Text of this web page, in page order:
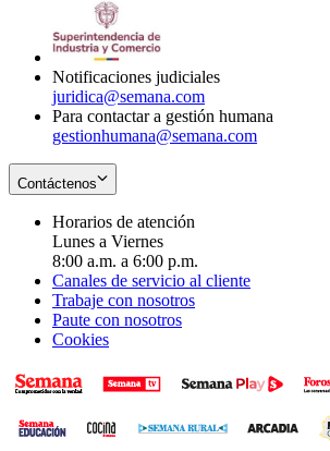
Notificaciones judiciales
juridica@semana.com
Para contactar a gestión humana
gestionhumana@semana.com
Contáctenos
Horarios de atención
Lunes a Viernes
8:00 a.m. a 6:00 p.m.
Canales de servicio al cliente
Trabaje con nosotros
Paute con nosotros
Cookies